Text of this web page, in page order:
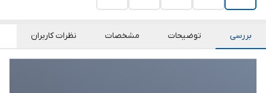
بررسی توضیحات مشخصات نظرات کاربران